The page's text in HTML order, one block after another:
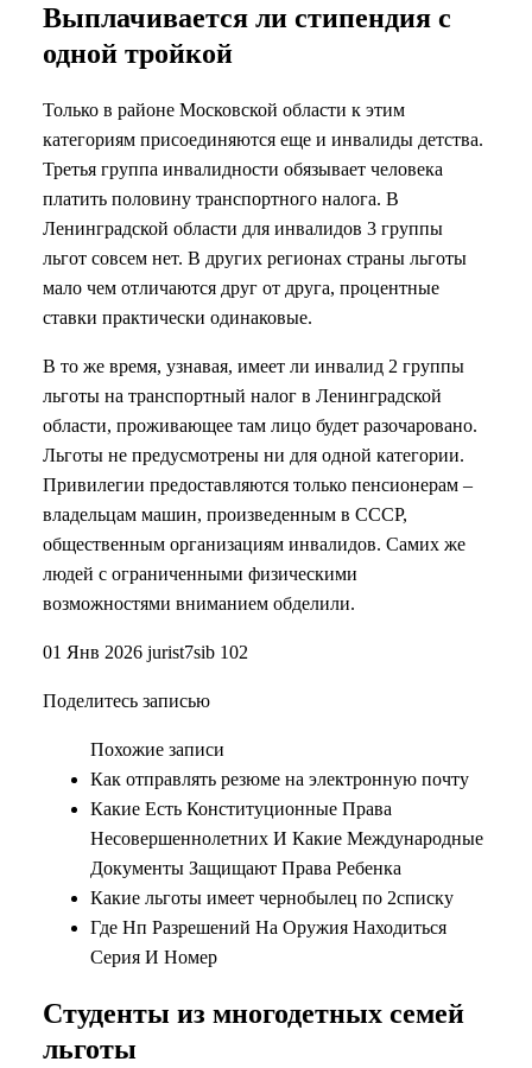
Выплачивается ли стипендия с
одной тройкой
Только в районе Московской области к этим
категориям присоединяются еще и инвалиды детства.
Третья группа инвалидности обязывает человека
платить половину транспортного налога. В
Ленинградской области для инвалидов 3 группы
льгот совсем нет. В других регионах страны льготы
мало чем отличаются друг от друга, процентные
ставки практически одинаковые.
В то же время, узнавая, имеет ли инвалид 2 группы
льготы на транспортный налог в Ленинградской
области, проживающее там лицо будет разочаровано.
Льготы не предусмотрены ни для одной категории.
Привилегии предоставляются только пенсионерам –
владельцам машин, произведенным в СССР,
общественным организациям инвалидов. Самих же
людей с ограниченными физическими
возможностями вниманием обделили.
01 Янв 2026 jurist7sib 102
Поделитесь записью
Похожие записи
Как отправлять резюме на электронную почту
Какие Есть Конституционные Права
Несовершеннолетних И Какие Международные
Документы Защищают Права Ребенка
Какие льготы имеет чернобылец по 2списку
Где Нп Разрешений На Оружия Находиться
Серия И Номер
Студенты из многодетных семей
льготы